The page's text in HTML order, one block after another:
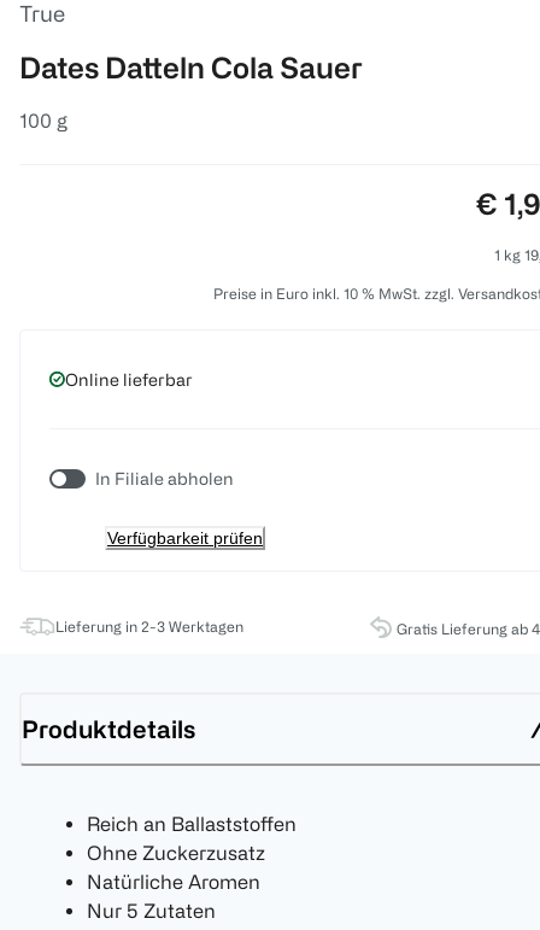
True
Dates Datteln Cola Sauer
100 g
€
1 kg
Preise in Euro inkl. 10 % MwSt. zzgl.
Online lieferbar
In Filiale abholen
Verfügbarkeit prüfen
Lieferung in 2-3 Werktagen Gratis Lieferung ab
Produktdetails
Reich an Ballaststoffen
Ohne Zuckerzusatz
Natürliche Aromen
Nur 5 Zutaten